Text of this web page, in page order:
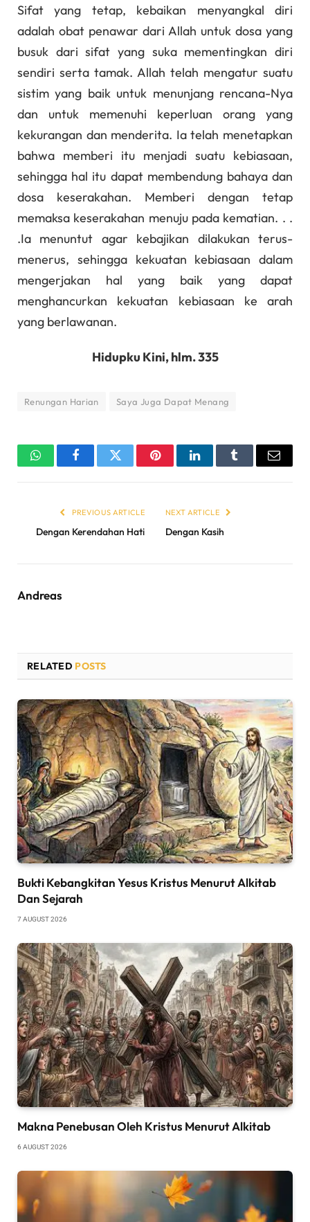
Sifat yang tetap, kebaikan menyangkal diri
adalah obat penawar dari Allah untuk dosa yang
busuk dari sifat yang suka mementingkan diri
sendiri serta tamak. Allah telah mengatur suatu
sistim yang baik untuk menunjang rencana-Nya
dan untuk memenuhi keperluan orang yang
kekurangan dan menderita. Ia telah menetapkan
bahwa memberi itu menjadi suatu kebiasaan,
sehingga hal itu dapat membendung bahaya dan
dosa keserakahan. Memberi dengan tetap
memaksa keserakahan menuju pada kematian. . .
.Ia menuntut agar kebajikan dilakukan terus-
menerus, sehingga kekuatan kebiasaan dalam
mengerjakan hal yang baik yang dapat
menghancurkan kekuatan kebiasaan ke arah
yang berlawanan.
Hidupku Kini, hlm. 335
Renungan Harian Saya Juga Dapat Menang
WhatsAppFacebookTwitter PinterestLinkedInTumblr Email
PREVIOUS ARTICLE
Dengan Kerendahan Hati
NEXT ARTICLE
Dengan Kasih
Andreas
RELATED POSTS
Bukti Kebangkitan Yesus Kristus Menurut Alkitab
Dan Sejarah
7 AUGUST 2026
Makna Penebusan Oleh Kristus Menurut Alkitab
6 AUGUST 2026